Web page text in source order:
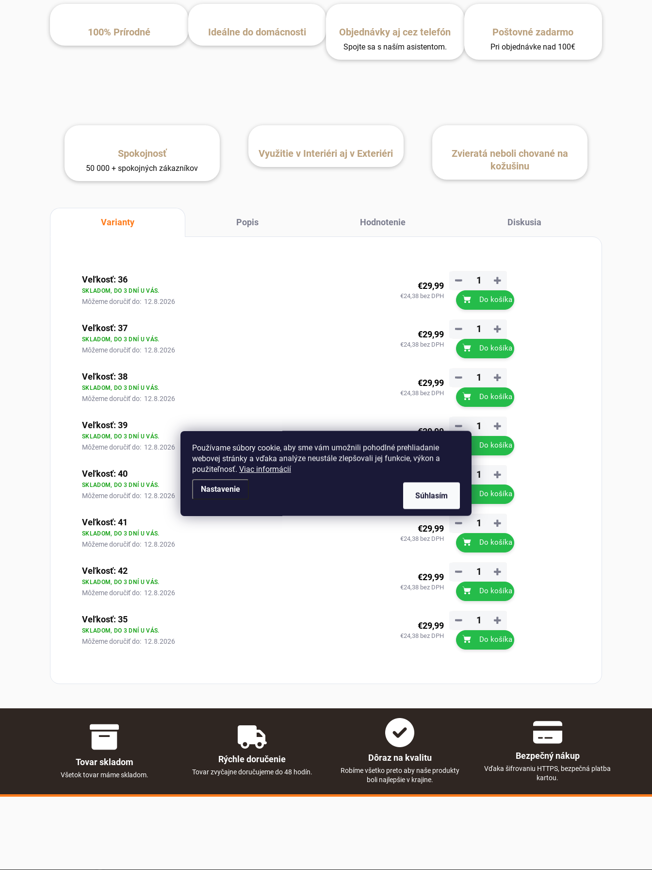
Používame súbory cookie, aby sme vám umožnili pohodlné prehliadanie
webovej stránky a vďaka analýze neustále zlepšovali jej funkcie, výkon a
použiteľnosť. Viac informácií
Nastavenie
Súhlasím
100% Prírodné Ideálne do domácnosti Objednávky aj cez telefón
Spojte sa s naším asistentom.
Poštovné zadarmo
Pri objednávke nad 100€
Spokojnosť
50 000 + spokojných zákazníkov
Využitie v Interiéri aj v Exteriéri
Zvieratá neboli chované na
kožušinu
Varianty Popis Hodnotenie Diskusia
Veľkosť: 36
SKLADOM, DO 3 DNÍ U VÁS.
Môžeme doručiť do: 12.8.2026
€29,99
€24,38 bez DPH
+
−
Do košíka
Veľkosť: 37
SKLADOM, DO 3 DNÍ U VÁS.
Môžeme doručiť do: 12.8.2026
€29,99
€24,38 bez DPH
+
−
Do košíka
Veľkosť: 38
SKLADOM, DO 3 DNÍ U VÁS.
Môžeme doručiť do: 12.8.2026
€29,99
€24,38 bez DPH
+
−
Do košíka
Veľkosť: 39
SKLADOM, DO 3 DNÍ U VÁS.
Môžeme doručiť do: 12.8.2026
€29,99 +
−
Do košíka
Veľkosť: 40
SKLADOM, DO 3 DNÍ U VÁS.
Môžeme doručiť do: 12.8.2026
€29,99 +
Do košíka
Veľkosť: 41
SKLADOM, DO 3 DNÍ U VÁS.
Môžeme doručiť do: 12.8.2026
€29,99
€24,38 bez DPH
+
−
Do košíka
Veľkosť: 42
SKLADOM, DO 3 DNÍ U VÁS.
Môžeme doručiť do: 12.8.2026
€29,99
€24,38 bez DPH
+
−
Do košíka
Veľkosť: 35
SKLADOM, DO 3 DNÍ U VÁS.
Môžeme doručiť do: 12.8.2026
€29,99
€24,38 bez DPH
+
−
Do košíka
Tovar skladom
Všetok tovar máme skladom.
Rýchle doručenie
Tovar zvyčajne doručujeme do 48 hodín.
Dôraz na kvalitu
Robíme všetko preto aby naše produkty
boli najlepšie v krajine.
Bezpečný nákup
Vďaka šifrovaniu HTTPS, bezpečná platba
kartou.